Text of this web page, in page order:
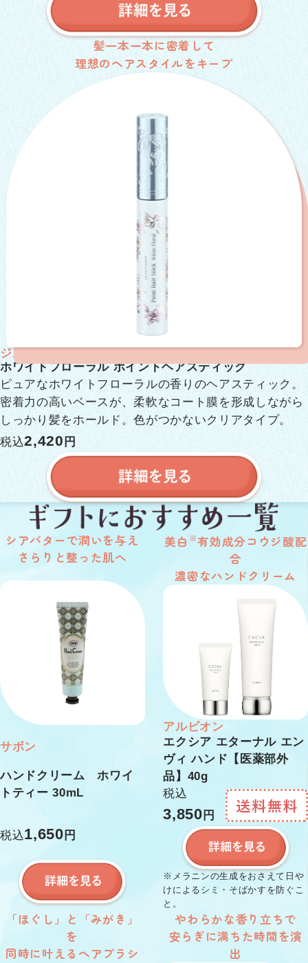
髪一本一本に密着して
理想のヘアスタイルをキープ
ジルスチュアート
ホワイトフローラル ポイントヘアスティック
ピュアなホワイトフローラルの香りのヘアスティック。
密着力の高いベースが、柔軟なコート膜を形成しながら
しっかり髪をホールド。色がつかないクリアタイプ。
税込2,420 円
シアバターで潤いを与え
さらりと整った肌へ
サボン
ハンドクリーム ホワイ
トティー 30mL
税込1,650 円
美白 ※有効成分コウジ酸配
合
濃密なハンドクリーム
アルビオン
エクシア エターナル エン
ヴィ ハンド【医薬部外
品】40g
税込
3,850 円
※メラニンの生成をおさえて日や
けによるシミ・そばかすを防ぐこ
と。
「ほぐし」と「みがき」
を
同時に叶えるヘアブラシ
やわらかな香り立ちで
安らぎに満ちた時間を演
出